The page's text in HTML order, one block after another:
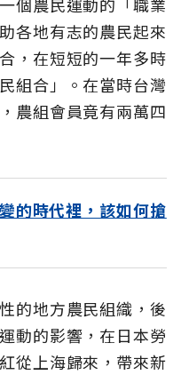
各地有志的農民起來
，在短短的一年多時
組合」。在當時台灣
農組會員竟有兩萬四
的時代裡，該如何搶
的地方農民組織，後
動的影響，在日本勞
從上海歸來，帶來新